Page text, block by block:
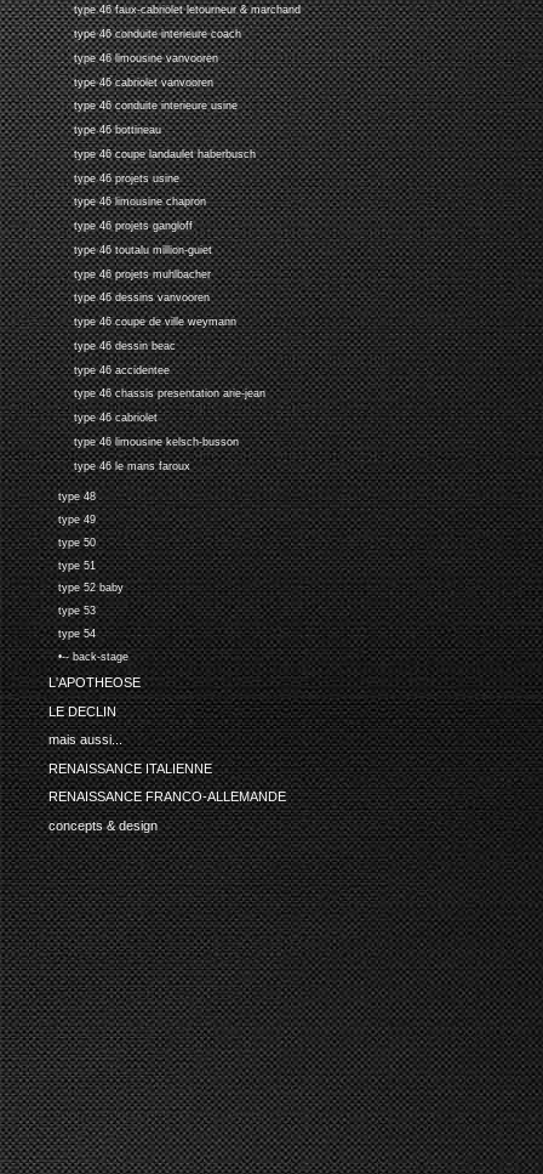
type 46 faux-cabriolet letourneur & marchand
type 46 conduite interieure coach
type 46 limousine vanvooren
type 46 cabriolet vanvooren
type 46 conduite interieure usine
type 46 bottineau
type 46 coupe landaulet haberbusch
type 46 projets usine
type 46 limousine chapron
type 46 projets gangloff
type 46 toutalu million-guiet
type 46 projets muhlbacher
type 46 dessins vanvooren
type 46 coupe de ville weymann
type 46 dessin beac
type 46 accidentee
type 46 chassis presentation arie-jean
type 46 cabriolet
type 46 limousine kelsch-busson
type 46 le mans faroux
type 48
type 49
type 50
type 51
type 52 baby
type 53
type 54
•-- back-stage
L'APOTHEOSE
LE DECLIN
mais aussi...
RENAISSANCE ITALIENNE
RENAISSANCE FRANCO-ALLEMANDE
concepts & design